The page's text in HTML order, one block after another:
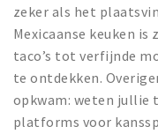
zeker als het
Mexicaanse keuken is
taco’s tot verfijnde
te ontdekken.
opkwam: weten jullie
platforms voor